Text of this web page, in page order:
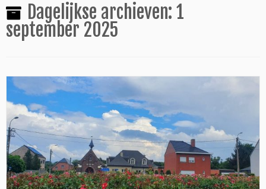
Dagelijkse archieven: 1
september 2025